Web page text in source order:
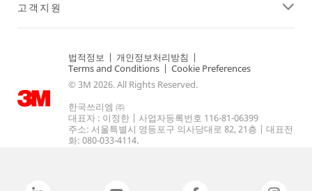
고객지원
법적정보 | 개인정보처리방침 |
Terms and Conditions | Cookie Preferences
© 3M 2026. All Rights Reserved.
한국쓰리엠 ㈜
대표자 : 이정한 | 사업자등록번호 116-81-06399
주소: 서울특별시 영등포구 의사당대로 82, 21층 | 대표전
화: 080-033-4114.